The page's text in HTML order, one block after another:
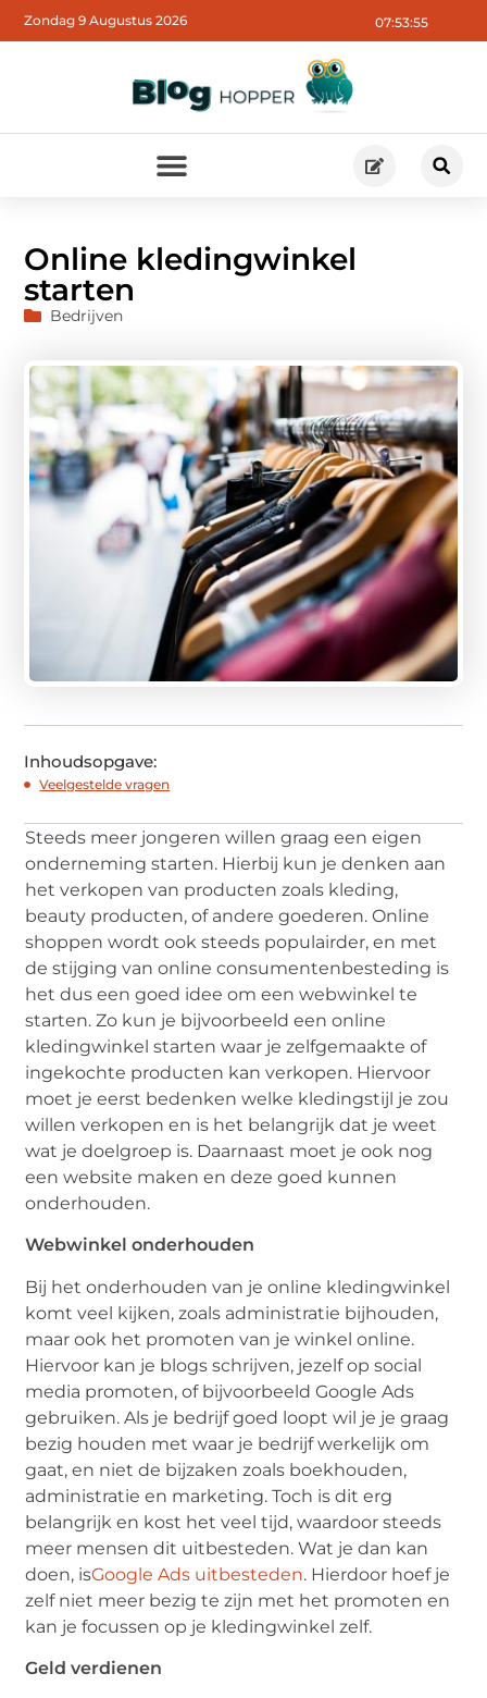
07:53:57
Zondag 9 Augustus 2026
Online kledingwinkel
starten
Bedrijven
Inhoudsopgave:
Veelgestelde vragen
Steeds meer jongeren willen graag een eigen
onderneming starten. Hierbij kun je denken aan
het verkopen van producten zoals kleding,
beauty producten, of andere goederen. Online
shoppen wordt ook steeds populairder, en met
de stijging van online consumentenbesteding is
het dus een goed idee om een webwinkel te
starten. Zo kun je bijvoorbeeld een online
kledingwinkel starten waar je zelfgemaakte of
ingekochte producten kan verkopen. Hiervoor
moet je eerst bedenken welke kledingstijl je zou
willen verkopen en is het belangrijk dat je weet
wat je doelgroep is. Daarnaast moet je ook nog
een website maken en deze goed kunnen
onderhouden.
Webwinkel onderhouden
Bij het onderhouden van je online kledingwinkel
komt veel kijken, zoals administratie bijhouden,
maar ook het promoten van je winkel online.
Hiervoor kan je blogs schrijven, jezelf op social
media promoten, of bijvoorbeeld Google Ads
gebruiken. Als je bedrijf goed loopt wil je je graag
bezig houden met waar je bedrijf werkelijk om
gaat, en niet de bijzaken zoals boekhouden,
administratie en marketing. Toch is dit erg
belangrijk en kost het veel tijd, waardoor steeds
meer mensen dit uitbesteden. Wat je dan kan
doen, isGoogle Ads uitbesteden. Hierdoor hoef je
zelf niet meer bezig te zijn met het promoten en
kan je focussen op je kledingwinkel zelf.
Geld verdienen